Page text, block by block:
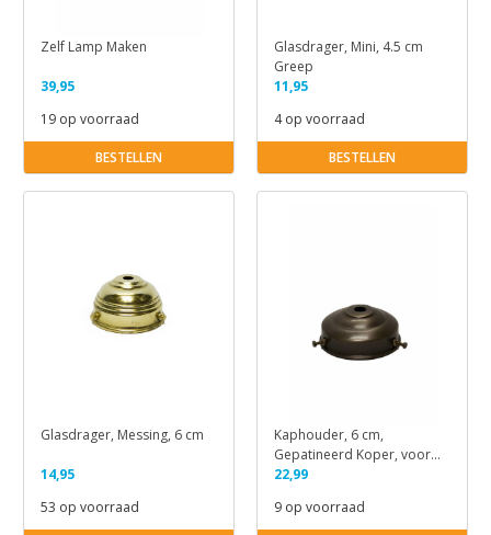
Zelf Lamp Maken
39,95
19 op voorraad
BESTELLEN
Glasdrager, Mini, 4.5 cm
Greep
11,95
4 op voorraad
BESTELLEN
Glasdrager, Messing, 6 cm
14,95
53 op voorraad
Kaphouder, 6 cm,
Gepatineerd Koper, voor
Lampglazen
22,99
9 op voorraad